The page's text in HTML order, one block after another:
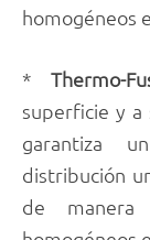
homogéneos
* Thermo-
superficie y a
garantiza
distribución
de manera